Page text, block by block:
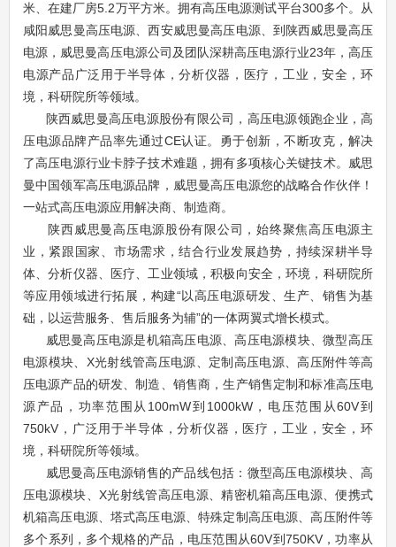
米、在建厂房5.2万平方米。拥有高压电源测试平台300多个。
从
咸阳威思曼高压电源 、西安威思曼高压电源、到陕西威思曼高压
电源 ， 威思曼高压电源公司及团队深耕高压电源行业23年， 高压
电源产品 广泛用于半导体，分析仪器，医疗，工业，安全，环
境，科研院所等领域。
陕西威思曼高压电源股份有限公司 ，高压电源领跑企业，高
压电源品牌产品率先通过CE认证。勇于创新，不断攻克，解决
了高压电源行业卡脖子技术难题，拥有多项核心关键技术。威思
曼中国领军高压电源品牌，威思曼高压电源您的战略合作伙伴！
一站式高压电源应用解决商、制造商。
陕西威思曼高压电源股份有限公司，始终聚焦高压电源主
业，紧跟国家、市场需求，结合行业发展趋势，持续深耕半导
体、分析仪器、医疗、工业领域，积极向安全，环境，科研院所
等应用领域进行拓展，构建“以高压电源研发、生产、销售为基
础，以运营服务、售后服务为辅”的一体两翼式增长模式。
威思曼高压电源是机箱高压电源、高压电源模块、微型高压
电源模块、X光射线管高压电源、定制高压电源、高压附件等高
压电源产品的研发、制造、销售商，生产销售定制和标准高压电
源产品，功率范围从100mW到1000kW，电压范围从60V到
750kV，广泛用于半导体，分析仪器，医疗，工业，安全，环
境，科研院所等领域。
威思曼高压电源销售的产品线包括：微型高压电源模块、高
压电源模块、X光射线管高压电源、精密机箱高压电源、便携式
机箱高压电源、塔式高压电源、特殊定制高压电源、高压附件等
多个系列，多个规格的产品，电压范围从60V到750KV，功率从